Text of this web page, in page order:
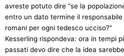
avreste potuto dire “se la
entro un dato termine il
romani per ogni tedesco ucciso?”
Kesserling rispondeva: ora in tempi
passati devo dire che la idea